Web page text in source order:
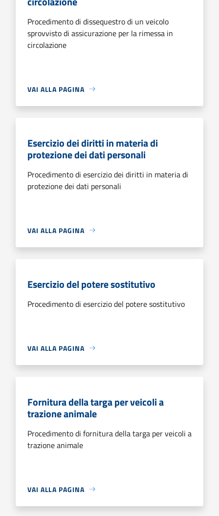
Procedimento di dissequestro di un veicolo
sprovvisto di assicurazione per la rimessa in
circolazione
VAI ALLA PAGINA
Esercizio dei diritti in materia di
protezione dei dati personali
Procedimento di esercizio dei diritti in materia di
protezione dei dati personali
VAI ALLA PAGINA
Esercizio del potere sostitutivo
Procedimento di esercizio del potere sostitutivo
VAI ALLA PAGINA
Fornitura della targa per veicoli a
trazione animale
Procedimento di fornitura della targa per veicoli a
trazione animale
VAI ALLA PAGINA